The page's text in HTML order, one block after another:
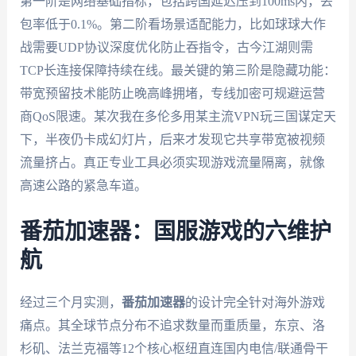
包率低于0.1%。第二阶看场景适配能力，比如球球大作
战需要UDP协议深度优化防止吞指令，古今江湖则需
TCP长连接保障持续在线。最关键的第三阶是隐藏功能：
带宽预留技术能防止晚高峰拥堵，专线加密可规避运营
商QoS限速。某次我在多伦多用某主流VPN玩三国谋定天
下，半夜仍卡成幻灯片，后来才发现它共享带宽被视频
流量挤占。真正专业工具必须实现游戏流量隔离，就像
高速公路的紧急车道。
番茄加速器：国服游戏的六维护
航
经过三个月实测， 番茄加速器的设计完全针对海外游戏
痛点。其全球节点分布不追求数量而重质量，东京、洛
杉矶、法兰克福等12个核心枢纽直连国内电信/联通骨干